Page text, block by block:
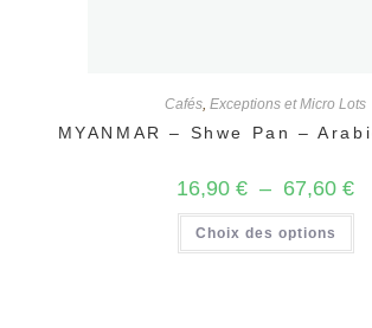
Cafés, Exceptions et Micro Lots
MYANMAR – Shwe Pan –
16,90 € – 67,60 €
à
Choix des options
Ce
a